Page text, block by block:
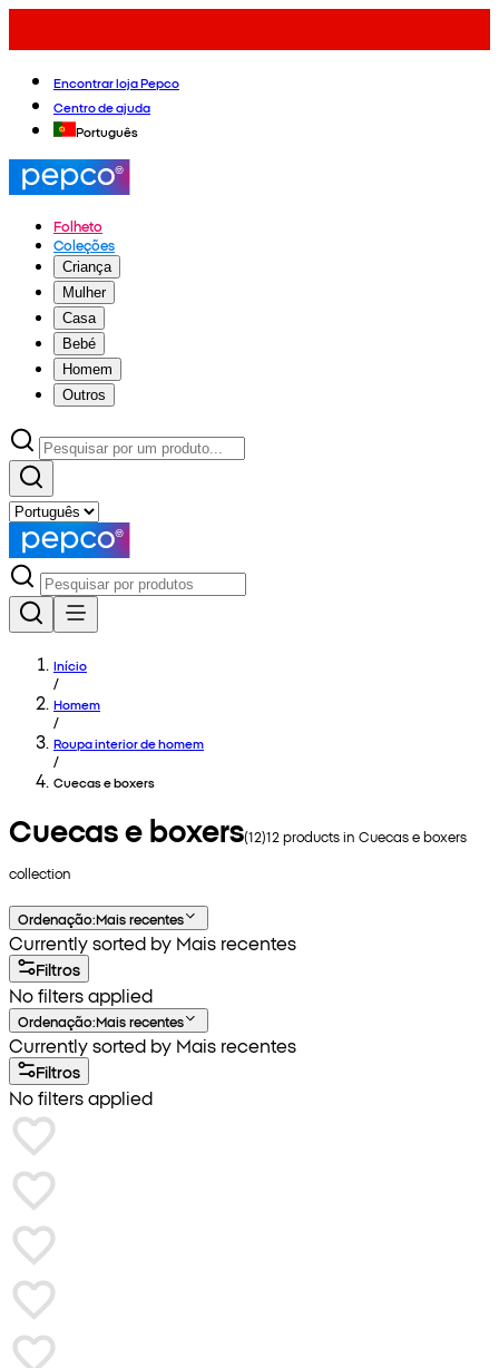
Encontrar loja Pepco
Centro de ajuda
Português
Folheto
Coleções
Criança
Mulher
Casa
Bebé
Homem
Outros
Início
/
Homem
/
Roupa interior de homem
/
Cuecas e boxers
Cuecas e boxers(12)12products inCuecas e boxers
collection
Ordenação:Mais recentes
Currently sorted by Mais recentes
Filtros
No filters applied
Ordenação:Mais recentes
Currently sorted by Mais recentes
Filtros
No filters applied